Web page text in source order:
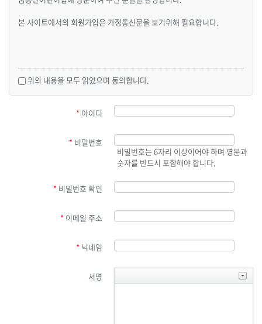
본 사이트에서의 회원가입은 가정통신문을 보기위해 필요합니다.
위의 내용을 모두 읽었으며 동의합니다.
* 아이디
* 비밀번호
비밀번호는 6자리 이상이어야 하며 영문과
숫자를 반드시 포함해야 합니다.
* 비밀번호 확인
* 이메일 주소
* 닉네임
서명